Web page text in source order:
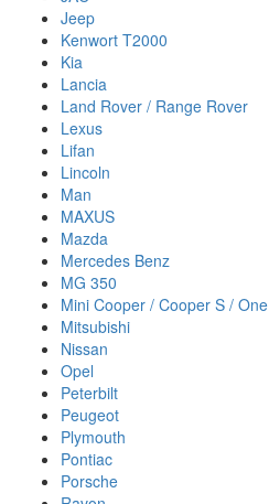
Jeep
Kenwort T2000
Kia
Lancia
Land Rover / Range Rover
Lexus
Lifan
Lincoln
Man
MAXUS
Mazda
Mercedes Benz
MG 350
Mini Cooper / Cooper S / One
Mitsubishi
Nissan
Opel
Peterbilt
Peugeot
Plymouth
Pontiac
Porsche